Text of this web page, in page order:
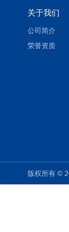
关于我们
公司简介
荣誉资质
版权所有 ©